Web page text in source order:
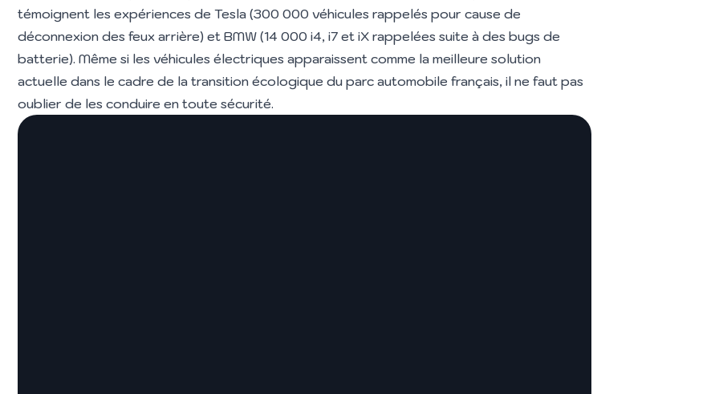
témoignent les expériences de Tesla (300 000 véhicules rappelés pour cause de
déconnexion des feux arrière) et BMW (14 000 i4, i7 et iX rappelées suite à des bugs de
batterie). Même si les véhicules électriques apparaissent comme la meilleure solution
actuelle dans le cadre de la transition écologique du parc automobile français, il ne faut pas
oublier de les conduire en toute sécurité.